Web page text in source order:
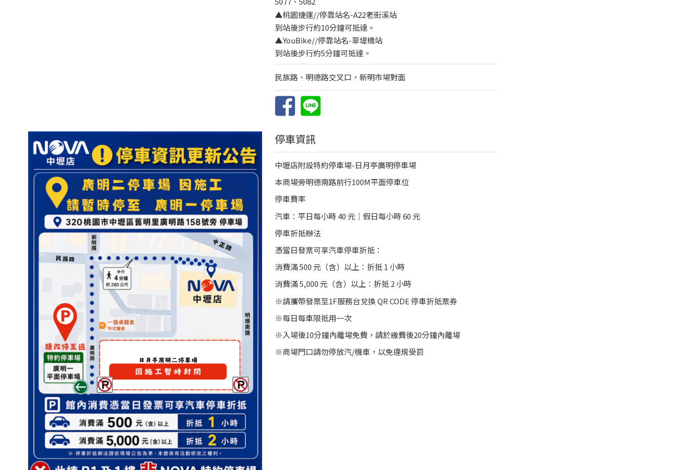
▲桃園捷運//停靠站名-A22老街溪站
到站後步行約10分鐘可抵達。
▲YouBike//停靠站名-翠堤橋站
到站後步行約5分鐘可抵達。
民族路、明德路交叉口，新明市場對面
停車資訊
中壢店附設特約停車場-日月亭廣明停車場
本商場旁明德南路前行100M平面停車位
停車費率
汽車：平日每小時 40 元｜假日每小時 60 元
停車折抵辦法
憑當日發票可享汽車停車折抵：
消費滿 500 元（含）以上：折抵 1 小時
消費滿 5,000 元（含）以上：折抵 2 小時
※請攜帶發票至1F服務台兌換 QR CODE 停車折抵票券
※每日每車限抵用一次
※入場後10分鐘內離場免費，請於繳費後20分鐘內離場
※商場門口請勿停放汽/機車，以免違規受罰